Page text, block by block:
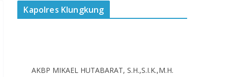
Kapolres Klungkung
AKBP MIKAEL HUTABARAT, S.H.,S.I.K.,M.H.